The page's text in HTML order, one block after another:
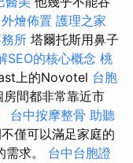
外燴佈置 護理之家
所 塔爾托斯用鼻子
SEO的核心概念 桃
上的Novotel 台胞
間都非常靠近市
台中按摩整骨 助聽
僅可以滿足家庭的
求。 台中台胞證